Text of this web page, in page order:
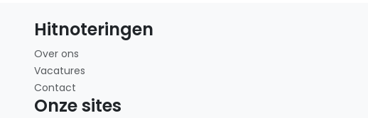
Hitnoteringen
Over ons
Vacatures
Contact
Onze sites